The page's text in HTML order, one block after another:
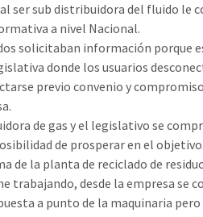
ser sub distribuidora del fluido le
a nivel Nacional.
solicitaban información porque
donde los usuarios
previo convenio y
de gas y el legislativo se
de prosperar en el objetivo.
de la planta de reciclado de
trabajando, desde la empresa se
a punto de la maquinaria pero